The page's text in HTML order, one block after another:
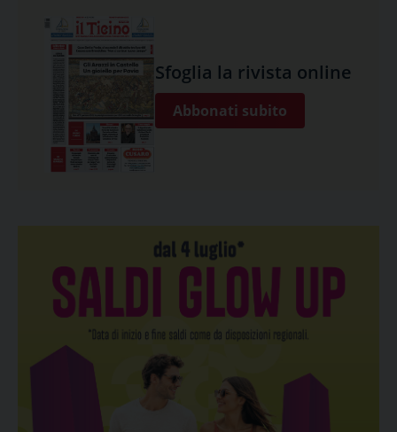
Sfoglia la rivista online
Abbonati subito